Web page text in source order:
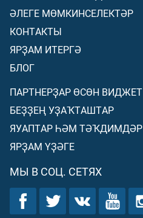
ӘЛЕГЕ МӨМКИНСЕЛЕКТӘР
КОНТАКТЫ
ЯРҘАМ ИТЕРГӘ
БЛОГ
ПАРТНЕРҘАР ӨСӨН ВИДЖЕТ
БЕҘҘЕҢ УҘАҠТАШТАР
ЯУАПТАР ҺӘМ ТӘҠДИМДӘР
ЯРҘАМ ҮҘӘГЕ
МЫ В СОЦ. СЕТЯХ